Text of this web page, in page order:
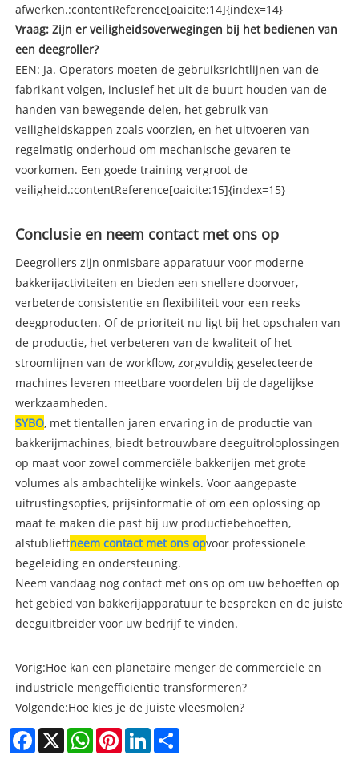
afwerken.:contentReference[oaicite:14]{index=14}
Vraag: Zijn er veiligheidsoverwegingen bij het bedienen van
een deegroller?
EEN: Ja. Operators moeten de gebruiksrichtlijnen van de
fabrikant volgen, inclusief het uit de buurt houden van de
handen van bewegende delen, het gebruik van
veiligheidskappen zoals voorzien, en het uitvoeren van
regelmatig onderhoud om mechanische gevaren te
voorkomen. Een goede training vergroot de
veiligheid.:contentReference[oaicite:15]{index=15}
Conclusie en neem contact met ons op
Deegrollers zijn onmisbare apparatuur voor moderne
bakkerijactiviteiten en bieden een snellere doorvoer,
verbeterde consistentie en flexibiliteit voor een reeks
deegproducten. Of de prioriteit nu ligt bij het opschalen van
de productie, het verbeteren van de kwaliteit of het
stroomlijnen van de workflow, zorgvuldig geselecteerde
machines leveren meetbare voordelen bij de dagelijkse
werkzaamheden.
SYBO, met tientallen jaren ervaring in de productie van
bakkerijmachines, biedt betrouwbare deeguitroloplossingen
op maat voor zowel commerciële bakkerijen met grote
volumes als ambachtelijke winkels. Voor aangepaste
uitrustingsopties, prijsinformatie of om een ​​oplossing op
maat te maken die past bij uw productiebehoeften,
alstublieftneem contact met ons opvoor professionele
begeleiding en ondersteuning.
Neem vandaag nog contact met ons op om uw behoeften op
het gebied van bakkerijapparatuur te bespreken en de juiste
deeguitbreider voor uw bedrijf te vinden.
Vorig:Hoe kan een planetaire menger de commerciële en
industriële mengefficiëntie transformeren?
Volgende:Hoe kies je de juiste vleesmolen?
Facebook
X WhatsAppPinterestLinkedIn